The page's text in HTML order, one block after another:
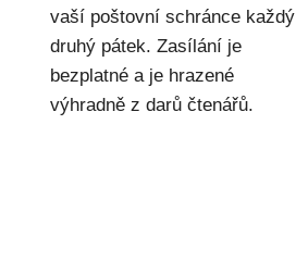
vaší poštovní schránce každý
druhý pátek. Zasílání je
bezplatné a je hrazené
výhradně z darů čtenářů.